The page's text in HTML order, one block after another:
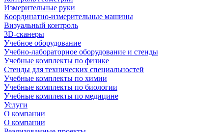
Измерительные руки
Координатно-измерительные машины
Визуальный контроль
3D-сканеры
Учебное оборудование
Учебно-лабораторное оборудование и стенды
Учебные комплекты по физике
Стенды для технических специальностей
Учебные комплекты по химии
Учебные комплекты по биологии
Учебные комплекты по медицине
Услуги
О компании
О компании